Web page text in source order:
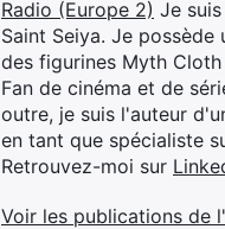
Radio (Europe 2) Je
Saint Seiya. Je
des figurines Myth
Fan de cinéma et de
outre, je suis l'auteur
en tant que spécialiste
Retrouvez-moi sur
Voir les publications de